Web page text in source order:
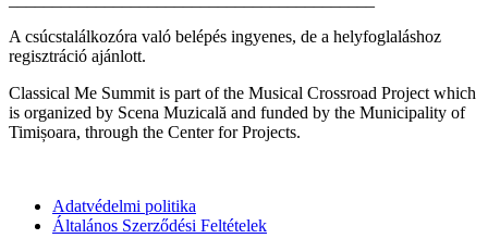
A csúcstalálkozóra való belépés ingyenes, de a helyfoglaláshoz
regisztráció ajánlott.
Classical Me Summit is part of the Musical Crossroad Project which
is organized by Scena Muzicală and funded by the Municipality of
Timișoara, through the Center for Projects.
Adatvédelmi politika
Általános Szerződési Feltételek